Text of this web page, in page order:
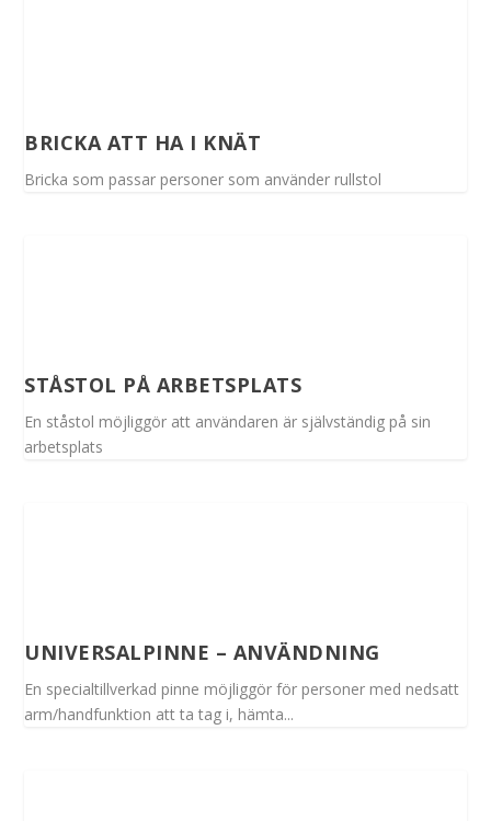
BRICKA ATT HA I KNÄT
Bricka som passar personer som använder rullstol
STÅSTOL PÅ ARBETSPLATS
En ståstol möjliggör att användaren är självständig på sin
arbetsplats
UNIVERSALPINNE – ANVÄNDNING
En specialtillverkad pinne möjliggör för personer med nedsatt
arm/handfunktion att ta tag i, hämta...